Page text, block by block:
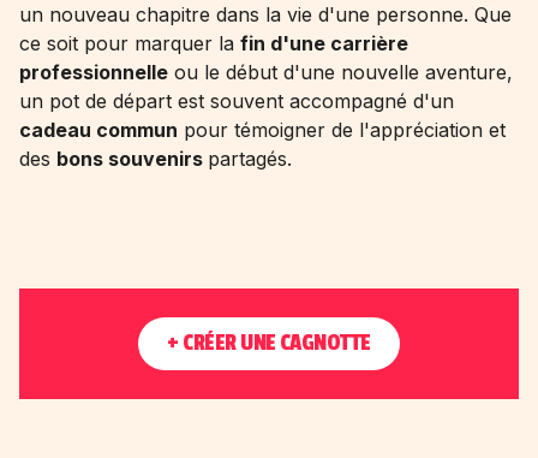
un nouveau chapitre dans la vie d'une personne. Que
ce soit pour marquer la fin d'une carrière
professionnelle ou le début d'une nouvelle aventure,
un pot de départ est souvent accompagné d'un
cadeau commun pour témoigner de l'appréciation et
des bons souvenirs partagés.
+ CRÉER UNE CAGNOTTE